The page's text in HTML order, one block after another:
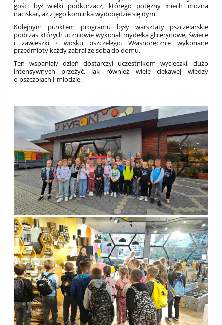
gości był wielki podkurzacz, którego potężny miech można
naciskać, aż z jego kominka wydobędzie się dym.
Kolejnym punktem programu były warsztaty pszczelarskie
podczas których uczniowie wykonali mydełka glicerynowe, świece
i zawieszki z wosku pszczelego. Własnoręcznie wykonane
przedmioty każdy zabrał ze sobą do domu.
Ten wspaniały dzień dostarczył uczestnikom wycieczki, dużo
intensywnych przeżyć, jak również wiele ciekawej wiedzy
o pszczołach i miodzie.